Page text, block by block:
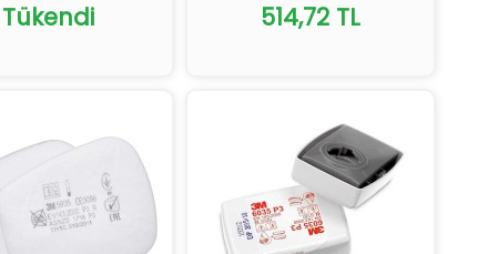
Tükendi 514,72 TL